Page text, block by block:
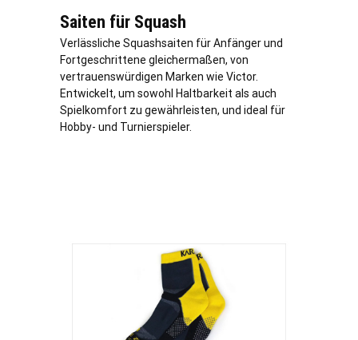
Saiten für Squash
Verlässliche Squashsaiten für Anfänger und
Fortgeschrittene gleichermaßen, von
vertrauenswürdigen Marken wie Victor.
Entwickelt, um sowohl Haltbarkeit als auch
Spielkomfort zu gewährleisten, und ideal für
Hobby- und Turnierspieler.